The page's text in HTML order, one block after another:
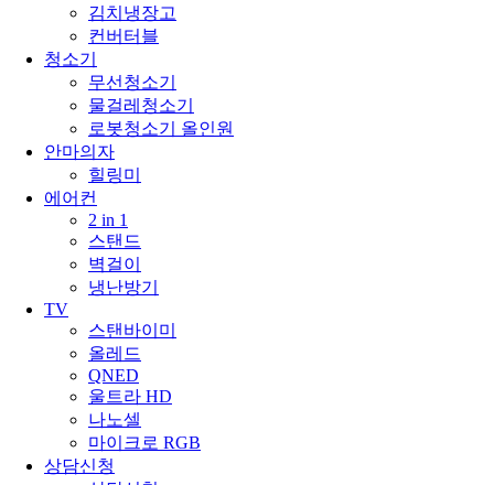
김치냉장고
컨버터블
청소기
무선청소기
물걸레청소기
로봇청소기 올인원
안마의자
힐링미
에어컨
2 in 1
스탠드
벽걸이
냉난방기
TV
스탠바이미
올레드
QNED
울트라 HD
나노셀
마이크로 RGB
상담신청